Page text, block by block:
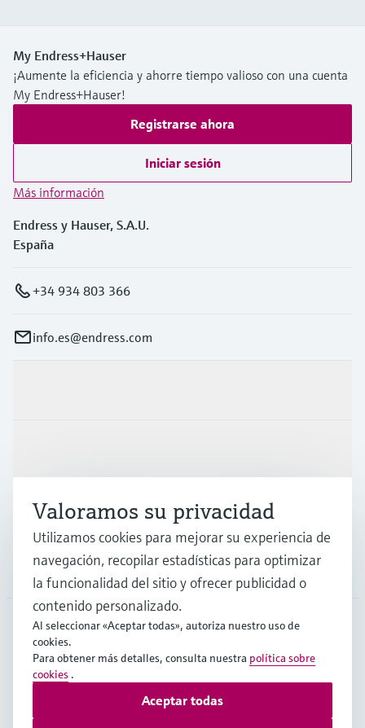
My Endress+Hauser
¡Aumente la eficiencia y ahorre tiempo valioso con una cuenta
My Endress+Hauser!
Registrarse ahora
Iniciar sesión
Más información
Endress y Hauser, S.A.U.
España
+34 934 803 366
info.es@endress.com
Soporte
Compañía
ESP
Copyright © Endress+Hauser Group Services AG
Valoramos su privacidad
Utilizamos cookies para mejorar su experiencia de
navegación, recopilar estadísticas para optimizar
la funcionalidad del sitio y ofrecer publicidad o
contenido personalizado.
Al seleccionar «Aceptar todas», autoriza nuestro uso de
cookies.
Para obtener más detalles, consulta nuestra política sobre
cookies .
Aceptar todas